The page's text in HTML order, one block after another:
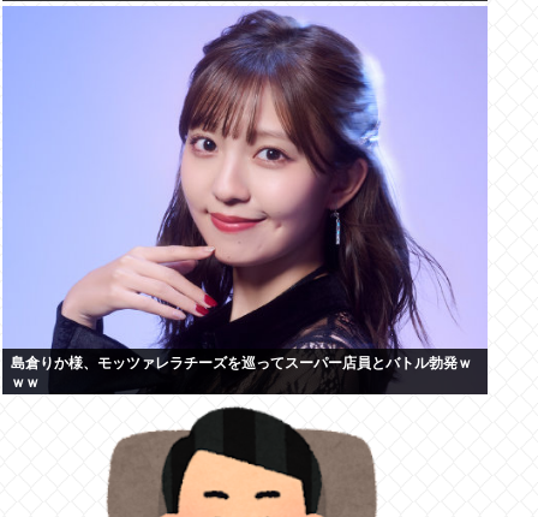
島倉りか様、モッツァレラチーズを巡ってスーパー店員とバトル勃発ｗ
ｗｗ